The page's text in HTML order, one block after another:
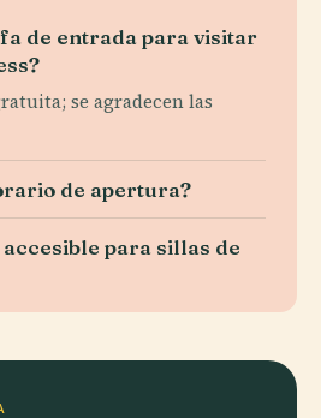
de entrada para visitar
se agradecen las
de apertura?
accesible para sillas de